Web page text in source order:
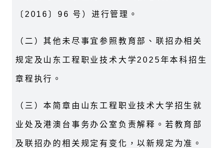
〔2016〕96 号）进行管理。
（二）其他未尽事宜参照教育部、联招办相关
规定及山东工程职业技术大学2025年本科招生
章程执行。
（三）本简章由山东工程职业技术大学招生就
业处及港澳台事务办公室负责解释。若教育部
及联招办的相关规定有变化，以新规定为准。